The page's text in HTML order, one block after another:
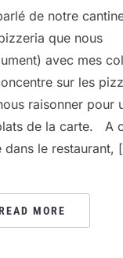
de notre
que nous
avec mes
sur les
raisonner pour
de la carte. A
dans le restaurant,
MORE